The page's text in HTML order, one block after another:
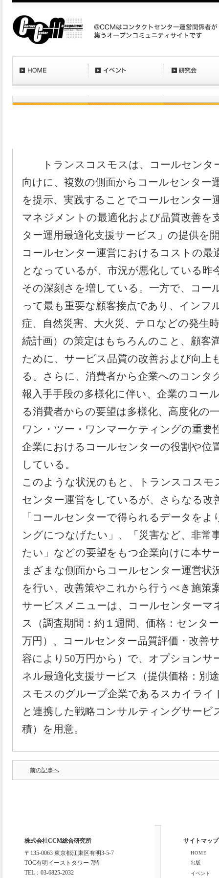
トランスコスモスは、コールセンタ
向けに、複数の側面からコールセンター
を提示、実践することでコールセンター
マネジメントの最適化および品質改善を
ター運用最適化支援サービス」の提供を
コールセンター運営におけるコストの最
となっているが、市況が悪化している昨
その深刻さを増している。一方で、コー
って最も重要な顧客接点であり、インフ
症、自然災害、大火災、テロなどの発生
続計画）の策定はもちろんのこと、顧客
ために、サービス品質の改善および向上
る。さらに、消費者から企業へのコンタ
報入手手段の多様化に伴い、企業のコー
る消費者からの要望は多様化、高度化の
ワン・ツー・ワンマーケティングの重要
企業におけるコールセンターの役割や位
している。
このような状況のもと、トランスコスモ
センター運営をしているが、さらなる改
「コールセンターで得られるデータを
ングにつなげたい」、「災害など、非常
たい」などの要望をもつ企業向けに本サ
まざまな側面からコールセンター運営状
を行い、改善策やこれから行うべき施策
サービスメニューは、コールセンターマ
ス（調査期間：約１週間、価格：センタ
万円）、コールセンター品質評価・改善
容により50万円から）で、オプションサ
ネル最適化支援サービス（提供価格：別
スモスのグループ企業であるスカイラ
と連携した戦略コンサルティングサービ
積）を用意。
前の記事へ
株式会社CCM総合研究所
〒135-0063 東京都江東区有明3-5-7
TOC有明イーストタワー 7階
TEL：03-6825-2032
サイトマップ
HOME
出版
イベント